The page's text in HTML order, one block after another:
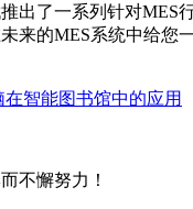
出了一系列针对MES
来的MES系统中给您
智能图书馆中的应用
不懈努力！